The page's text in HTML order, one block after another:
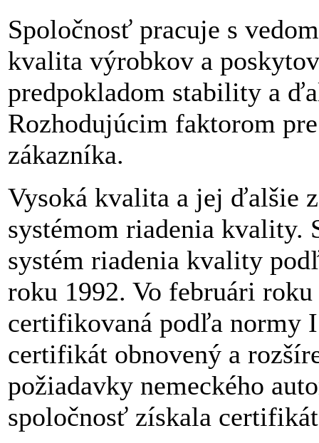
Spoločnosť pracuje s
kvalita výrobkov a
predpokladom stability a
Rozhodujúcim faktorom
zákazníka.
Vysoká kvalita a jej ďalšie
systémom riadenia kvality.
systém riadenia kvality
roku 1992. Vo februári
certifikovaná podľa normy
certifikát obnovený a
požiadavky nemeckého
spoločnosť získala